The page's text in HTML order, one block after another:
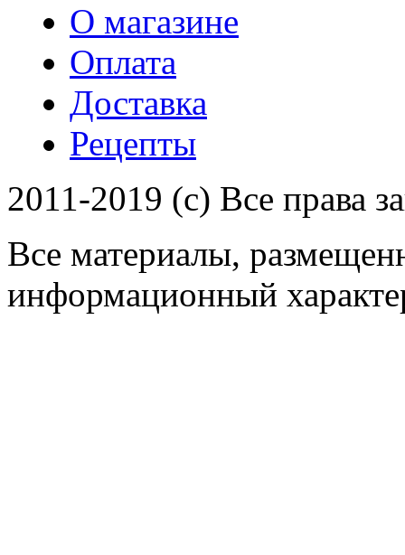
О магазине
Оплата
Доставка
Рецепты
2011-2019 (c) Все права
Все материалы,
информационный